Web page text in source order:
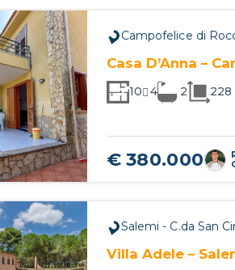
Campofelice di
Casa D’Anna –
10 4 2 228
€ 380.000
Salemi - C.da San
Villa Adele –